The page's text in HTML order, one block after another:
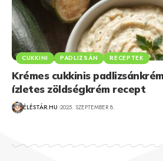
CUKKINI PADLIZSÁN RECEPTEK
Krémes cukkinis
ízletes zöldségkrém recept
ÉLÉSTÁR.HU 2025. SZEPTEMBER 8.